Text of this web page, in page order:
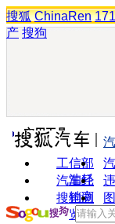
搜狐 ChinaRen
产 搜狗
实用工具
工信部
油耗
汽车经
销商
搜狗浏
览器